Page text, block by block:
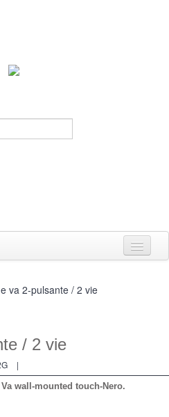
va 2-pulsante / 2 vie
/ 2 vie
|
wall-mounted touch-Nero.